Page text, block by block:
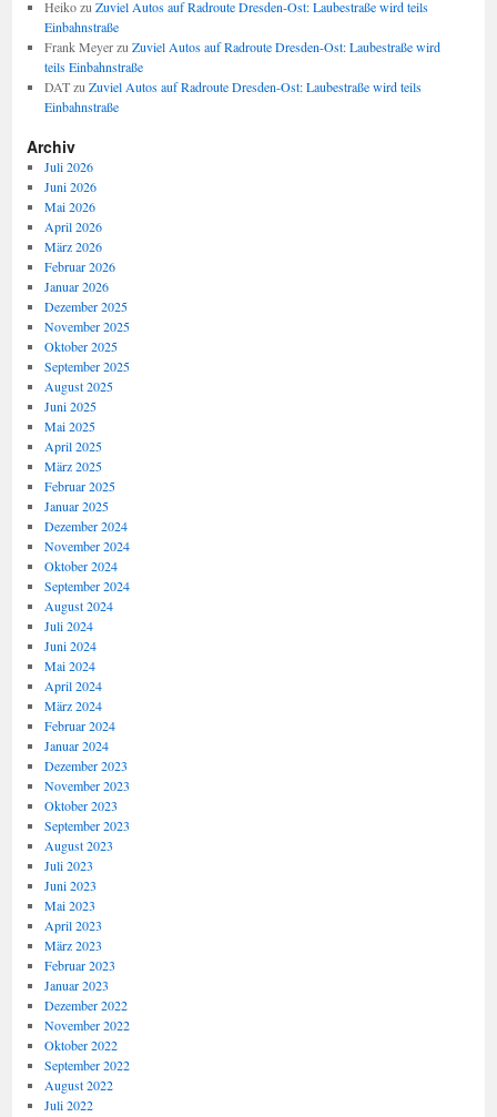
Heikozu Zuviel Autos auf Radroute Dresden-Ost: Laubestraße wird teils
Einbahnstraße
Frank Meyerzu Zuviel Autos auf Radroute Dresden-Ost: Laubestraße wird
teils Einbahnstraße
DATzu Zuviel Autos auf Radroute Dresden-Ost: Laubestraße wird teils
Einbahnstraße
Archiv
Juli 2026
Juni 2026
Mai 2026
April 2026
März 2026
Februar 2026
Januar 2026
Dezember 2025
November 2025
Oktober 2025
September 2025
August 2025
Juni 2025
Mai 2025
April 2025
März 2025
Februar 2025
Januar 2025
Dezember 2024
November 2024
Oktober 2024
September 2024
August 2024
Juli 2024
Juni 2024
Mai 2024
April 2024
März 2024
Februar 2024
Januar 2024
Dezember 2023
November 2023
Oktober 2023
September 2023
August 2023
Juli 2023
Juni 2023
Mai 2023
April 2023
März 2023
Februar 2023
Januar 2023
Dezember 2022
November 2022
Oktober 2022
September 2022
August 2022
Juli 2022